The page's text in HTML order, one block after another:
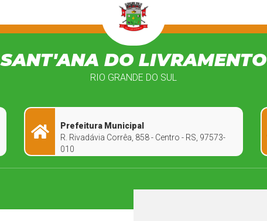
SANT'ANA DO LIVRAMENTO
RIO GRANDE DO SUL
Prefeitura Municipal
R. Rivadávia Corrêa, 858 - Centro - RS, 97573-
010